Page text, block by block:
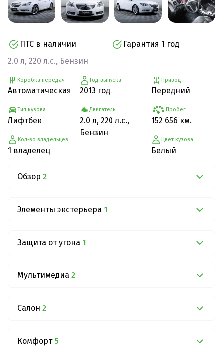
ПТС в наличии
Гарантия 1 год
2.0 л, 220 л.с., Бензин
Коробка передач
Автоматическая
Тип кузова
Лифтбек
Кол-во владельцев
1 владелец
Год выпуска
2013 год.
Двигатель
2.0 л, 220 л.с.,
Бензин
Привод
Передний
Пробег
152 656 км.
Цвет кузова
Белый
Обзор 2
Элементы экстерьера 1
Защита от угона 1
Мультимедиа 2
Салон 2
Комфорт 5